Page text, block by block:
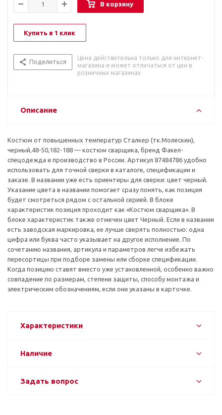
В корзину
Купить в 1 клик
Поделиться
Цена действительна только для интернет-
магазина и может отличаться от цен в
розничных магазинах
Описание
Костюм от повышенных температур Сталкер (тк.Молескин),
черный,48-50,182-188 — костюм сварщика, бренд Факел-
спецодежда и производство в России. Артикул 87484786 удобно
использовать для точной сверки в каталоге, спецификации и
заказе. В названии уже есть ориентиры для сверки: цвет черный.
Указание цвета в названии помогает сразу понять, как позиция
будет смотреться рядом с остальной серией. В блоке
характеристик позиция проходит как «Костюм сварщика». В
блоке характеристик также отмечен цвет Черный. Если в названии
есть заводская маркировка, ее лучше сверять полностью: одна
цифра или буква часто указывает на другое исполнение. По
сочетанию названия, артикула и параметров легче избежать
пересортицы при подборе замены или сборке спецификации.
Когда позицию ставят вместо уже установленной, особенно важно
совпадение по размерам, степени защиты, способу монтажа и
электрическим обозначениям, если они указаны в карточке.
Характеристики
Наличие
Задать вопрос